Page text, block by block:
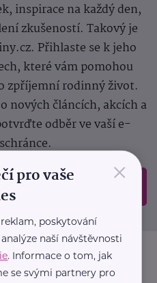
inspirace na každý den,
zkušeností. Takový je
Přihlaste se k jeho
které vám pomohou
zpříjemní rodinný život.
nových článcích, akcích a
odběr ve vaší e-
×
pro vaše
poskytování
naší návštěvnosti
. Informace o tom, jak
se svými partnery pro